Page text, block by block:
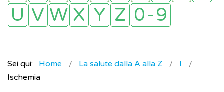
Sei qui: Home La salute dalla A alla Z
I
Ischemia